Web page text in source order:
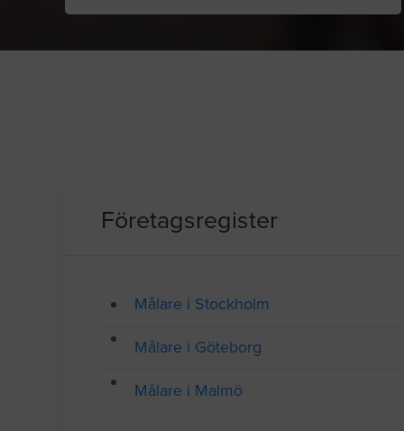
Företagsregister
Målare i Stockholm
Målare i Göteborg
Målare i Malmö